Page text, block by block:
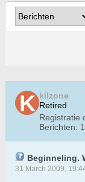
kilzone
Retired
Registratie
Berichten:
Beginneling.
31 March 2009,